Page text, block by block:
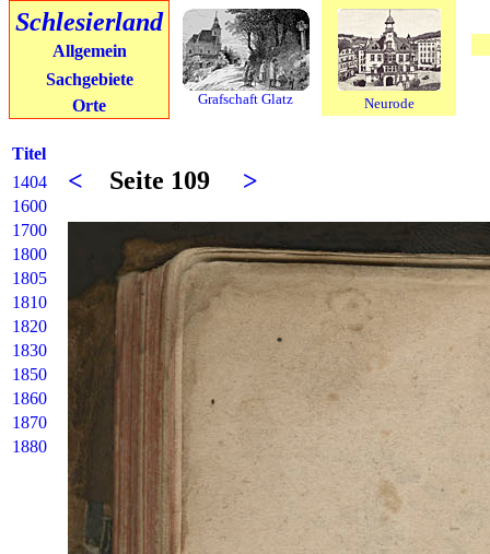
Neurode
Grafschaft Glatz
Schlesierland
Allgemein
Sachgebiete
Orte
Titel
1404
1600
1700
1800
1805
1810
1820
1830
1850
1860
1870
1880
< Seite 109 >